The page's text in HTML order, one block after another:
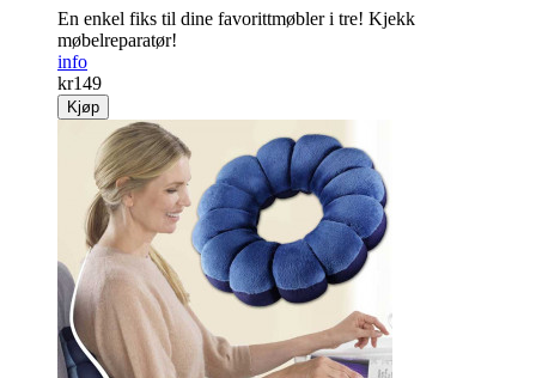
En enkel fiks til dine favorittmøbler i tre! Kjekk
møbelreparatør!
info
kr149
Kjøp